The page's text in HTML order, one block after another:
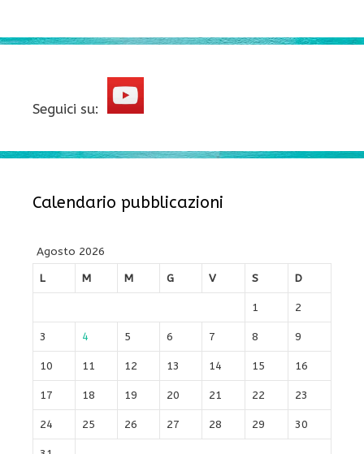
Seguici su:
Calendario pubblicazioni
Agosto 2026
L
M M G V S D
1 2
3 4 5 6 7 8 9
10 11 12 13 14 15 16
17 18 19 20 21 22 23
24 25 26 27 28 29 30